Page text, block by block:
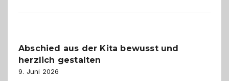
verstehen
Abschied aus der Kita bewusst und
herzlich gestalten
9. Juni 2026